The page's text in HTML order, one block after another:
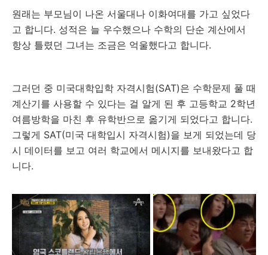
원래는 부모님이 나온 서울대나 이화여대를 가고 싶었다
고 합니다. 성적은 늘 우수했으나 수학의 단순 계산에서
항상 틀렸던 그녀는 조금은 억울했다고 합니다.
그러던 중 미국대학입학 자격시험(SAT)은 수학문제 풀 때
계산기를 사용할 수 있다는 걸 알게 된 후 고등학교 2학년
여름방학을 마친 후 유학반으로 옮기게 되었다고 합니다.
그렇게 SAT(미국 대학입시 자격시험)을 보게 되었는데 당
시 데이터를 보고 여러 학교에서 메시지를 보내왔다고 합
니다.